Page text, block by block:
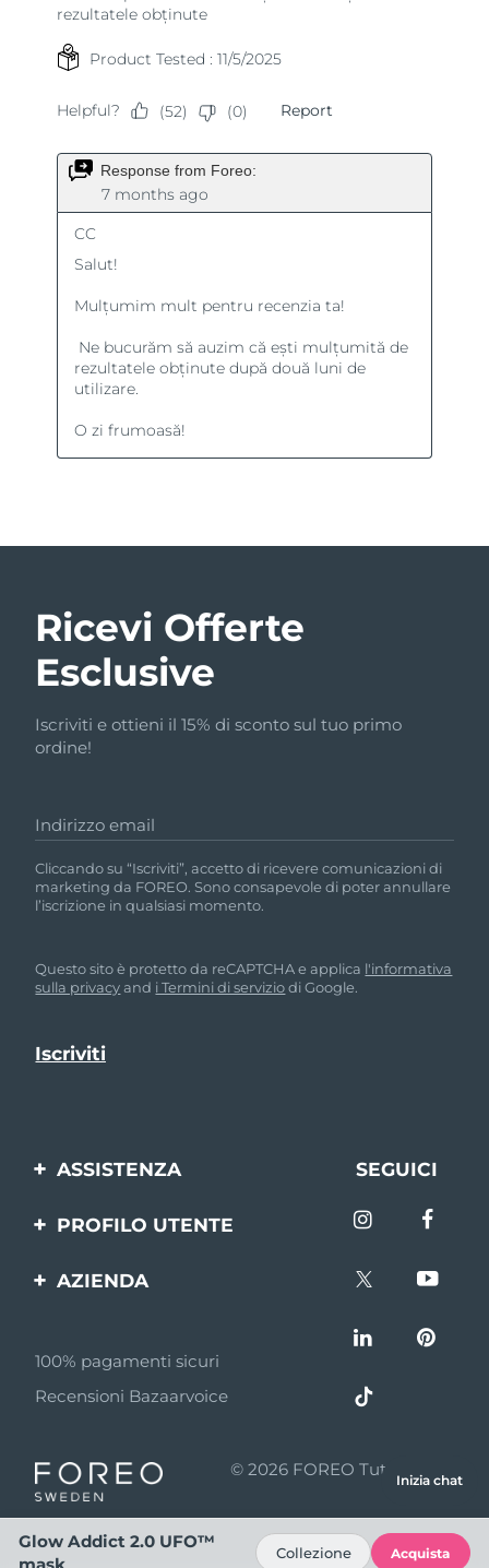
Ricevi Offerte
Esclusive
Iscriviti e ottieni il 15% di sconto sul tuo primo
ordine!
Indirizzo email
Cliccando su “Iscriviti”, accetto di ricevere comunicazioni di
marketing da FOREO. Sono consapevole di poter annullare
l’iscrizione in qualsiasi momento.
Questo sito è protetto da reCAPTCHA e applica l'informativa
sulla privacyand i Termini di serviziodi Google.
ASSISTENZA
Contattaci
batteria
SEGUICI
PROFILO UTENTE
prodotto
AZIENDA
Affiliazione
Notizie di affiliazione
Rivenditori
Termini di Utilizzo
100% pagamenti sicuri
Recensioni Bazaarvoice
© 2026 FOREO Tutti i diritti
riservati
Inizia chat
Glow Addict 2.0 UFO™
Collezione Acquista